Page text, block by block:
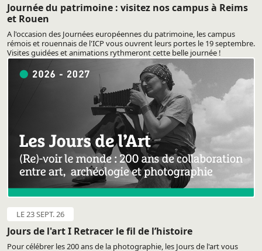
Journée du patrimoine : visitez nos campus à Reims
et Rouen
A l'occasion des Journées européennes du patrimoine, les campus
rémois et rouennais de l'ICP vous ouvrent leurs portes le 19 septembre.
Visites guidées et animations rythmeront cette belle journée !
LE 23 SEPT. 26
Jours de l'art I Retracer le fil de l’histoire
Pour célébrer les 200 ans de la photographie, les Jours de l'art vous